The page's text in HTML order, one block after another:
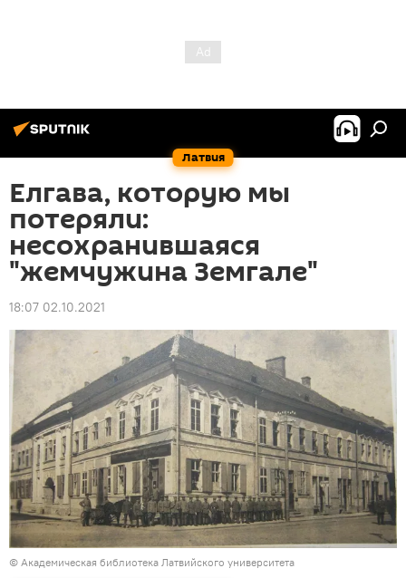
Латвия
Елгава, которую мы
потеряли:
несохранившаяся
"жемчужина Земгале"
18:07 02.10.2021
© Академическая библиотека Латвийского университета